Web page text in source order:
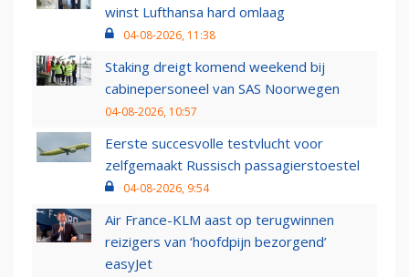
winst Lufthansa hard omlaag
04-08-2026, 11:38
Staking dreigt komend weekend bij
cabinepersoneel van SAS Noorwegen
04-08-2026, 10:57
Eerste succesvolle testvlucht voor
zelfgemaakt Russisch passagierstoestel
04-08-2026, 9:54
Air France-KLM aast op terugwinnen
reizigers van ‘hoofdpijn bezorgend’
easyJet